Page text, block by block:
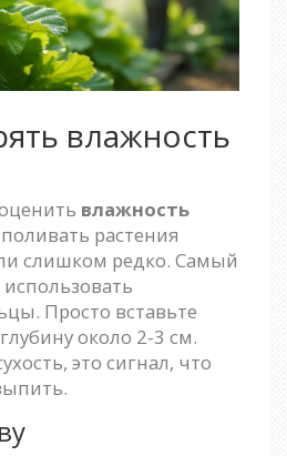
влажность
влажность
растения
слишком редко. Самый
Просто вставьте
около 2-3 см.
это сигнал, что